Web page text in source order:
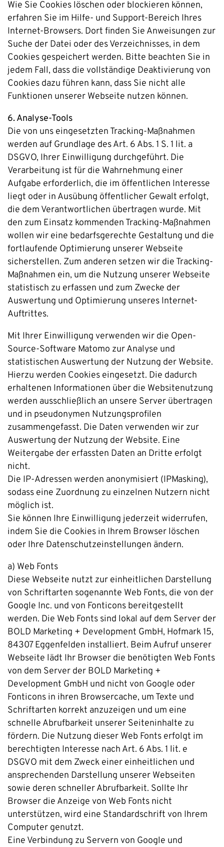
Wie Sie Cookies löschen oder blockieren können,
erfahren Sie im Hilfe- und Support-Bereich Ihres
Internet-Browsers. Dort finden Sie Anweisungen zur
Suche der Datei oder des Verzeichnisses, in dem
Cookies gespeichert werden. Bitte beachten Sie in
jedem Fall, dass die vollständige Deaktivierung von
Cookies dazu führen kann, dass Sie nicht alle
Funktionen unserer Webseite nutzen können.
6. Analyse-Tools
Die von uns eingesetzten Tracking-Maßnahmen
werden auf Grundlage des Art. 6 Abs. 1 S. 1 lit. a
DSGVO, Ihrer Einwilligung durchgeführt. Die
Verarbeitung ist für die Wahrnehmung einer
Aufgabe erforderlich, die im öffentlichen Interesse
liegt oder in Ausübung öffentlicher Gewalt erfolgt,
die dem Verantwortlichen übertragen wurde. Mit
den zum Einsatz kommenden Tracking-Maßnahmen
wollen wir eine bedarfsgerechte Gestaltung und die
fortlaufende Optimierung unserer Webseite
sicherstellen. Zum anderen setzen wir die Tracking-
Maßnahmen ein, um die Nutzung unserer Webseite
statistisch zu erfassen und zum Zwecke der
Auswertung und Optimierung unseres Internet-
Auftrittes.
Mit Ihrer Einwilligung verwenden wir die Open-
Source-Software Matomo zur Analyse und
statistischen Auswertung der Nutzung der Website.
Hierzu werden Cookies eingesetzt. Die dadurch
erhaltenen Informationen über die Websitenutzung
werden ausschließlich an unsere Server übertragen
und in pseudonymen Nutzungsprofilen
zusammengefasst. Die Daten verwenden wir zur
Auswertung der Nutzung der Website. Eine
Weitergabe der erfassten Daten an Dritte erfolgt
nicht.
Die IP-Adressen werden anonymisiert (IPMasking),
sodass eine Zuordnung zu einzelnen Nutzern nicht
möglich ist.
Sie können Ihre Einwilligung jederzeit widerrufen,
indem Sie die Cookies in Ihrem Browser löschen
oder Ihre Datenschutzeinstellungen ändern.
a) Web Fonts
Diese Webseite nutzt zur einheitlichen Darstellung
von Schriftarten sogenannte Web Fonts, die von der
Google Inc. und von Fonticons bereitgestellt
werden. Die Web Fonts sind lokal auf dem Server der
BOLD Marketing + Development GmbH, Hofmark 15,
84307 Eggenfelden installiert. Beim Aufruf unserer
Webseite lädt Ihr Browser die benötigten Web Fonts
von dem Server der BOLD Marketing +
Development GmbH und nicht von Google oder
Fonticons in ihren Browsercache, um Texte und
Schriftarten korrekt anzuzeigen und um eine
schnelle Abrufbarkeit unserer Seiteninhalte zu
fördern. Die Nutzung dieser Web Fonts erfolgt im
berechtigten Interesse nach Art. 6 Abs. 1 lit. e
DSGVO mit dem Zweck einer einheitlichen und
ansprechenden Darstellung unserer Webseiten
sowie deren schneller Abrufbarkeit. Sollte Ihr
Browser die Anzeige von Web Fonts nicht
unterstützen, wird eine Standardschrift von Ihrem
Computer genutzt.
Eine Verbindung zu Servern von Google und